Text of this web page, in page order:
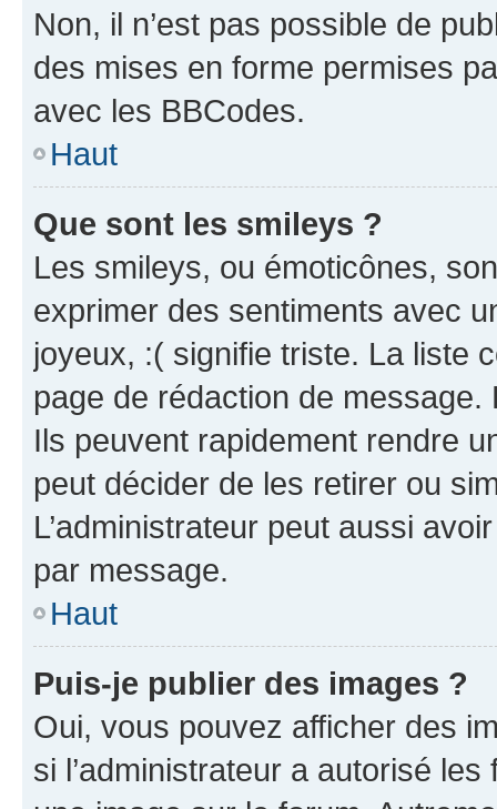
Non, il n’est pas possible de
des mises en forme permises
avec les BBCodes.
Haut
Que sont les smileys ?
Les smileys, ou émoticônes,
exprimer des sentiments avec
joyeux, :( signifie triste. La liste
page de rédaction de
Ils peuvent rapidement rendre
peut décider de les retirer ou
L’administrateur peut aussi
par message.
Haut
Puis-je publier des images ?
Oui, vous pouvez afficher des
si l’administrateur a autorisé